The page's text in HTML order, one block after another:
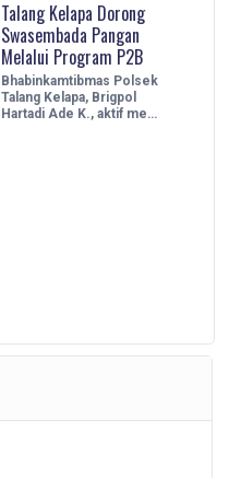
Talang Kelapa Dorong
Swasembada Pangan
Melalui Program P2B
Bhabinkamtibmas Polsek
Talang Kelapa, Brigpol
Hartadi Ade K., aktif me…